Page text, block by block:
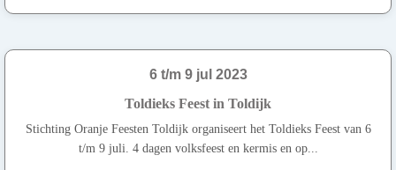
6 t/m 9 jul 2023
Toldieks Feest in Toldijk
Stichting Oranje Feesten Toldijk organiseert het Toldieks Feest van 6
t/m 9 juli. 4 dagen volksfeest en kermis en op...